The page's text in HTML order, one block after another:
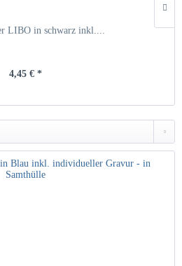
LIBO in schwarz inkl....
4,45 € *